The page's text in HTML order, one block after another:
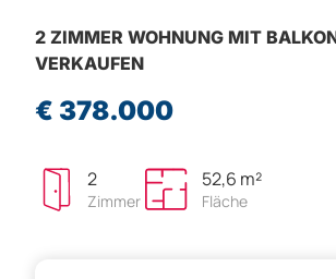
2 ZIMMER WOHNUNG MIT
VERKAUFEN
€ 378.000
2
Zimmer
52,6 m²
Fläche